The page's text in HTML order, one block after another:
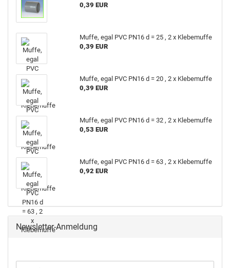
0,39 EUR
Muffe, egal PVC PN16 d = 25 , 2 x Kle­be­muf­fe
0,39 EUR
Muffe, egal PVC PN16 d = 20 , 2 x Kle­be­muf­fe
0,39 EUR
Muffe, egal PVC PN16 d = 32 , 2 x Kle­be­muf­fe
0,53 EUR
Muffe, egal PVC PN16 d = 63 , 2 x Kle­be­muf­fe
0,92 EUR
Newsletter-Anmeldung